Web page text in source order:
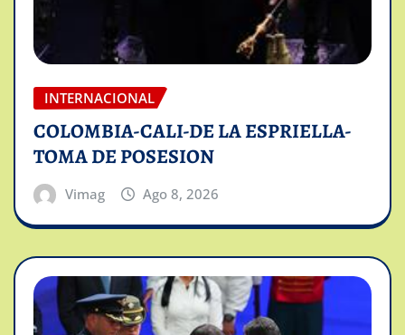
INTERNACIONAL
COLOMBIA-CALI-DE LA ESPRIELLA-
TOMA DE POSESION
Vimag Ago 8, 2026